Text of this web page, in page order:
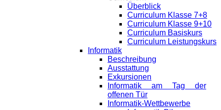
Überblick
Curriculum Klasse 7+8
Curriculum Klasse 9+10
Curriculum Basiskurs
Curriculum Leistungskurs
Informatik
Beschreibung
Ausstattung
Exkursionen
Informatik am Tag der
offenen Tür
Informatik-Wettbewerbe